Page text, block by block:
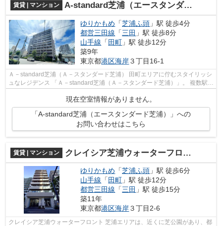
賃貸 | マンション A-standard芝浦（エースタンダード芝浦）
ゆりかもめ 「芝浦ふ頭 」駅 徒歩4分
都営三田線 「三田 」駅 徒歩8分
山手線 「田町 」駅 徒歩12分
築9年
東京都港区海岸３丁目16-1
Ａ－standard芝浦（Ａ－スタンダード芝浦） 田町エリアに佇むスタイリッシ
ュなレジデンス 「Ａ－standard芝浦（Ａ－スタンダード芝浦）」。 複数駅利
現在空室情報がありません。
「A-standard芝浦（エースタンダード芝浦）」への
お問い合わせはこちら
賃貸 | マンション クレイシア芝浦ウォーターフロント
ゆりかもめ 「芝浦ふ頭 」駅 徒歩6分
山手線 「 田町 」駅 徒歩12分
都営三田線 「三田 」駅 徒歩15分
築11年
東京都港区海岸３丁目2-6
クレイシア芝浦ウォーターフロント 芝浦エリアは、近くに芝公園があり、都